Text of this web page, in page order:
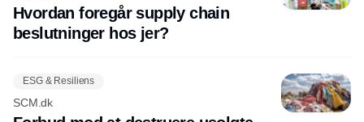
Hvordan foregår supply chain
beslutninger hos jer?
ESG & Resiliens
SCM.dk